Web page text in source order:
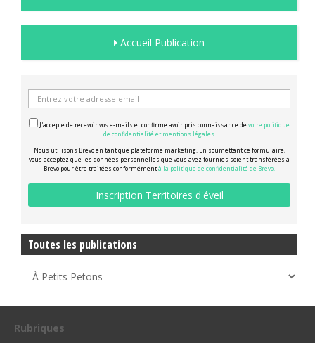
Accueil Publication
J'accepte de recevoir vos e-mails et confirme avoir pris connaissance de votre politique
de confidentialité et mentions légales.
Nous utilisons Brevo en tant que plateforme marketing. En soumettant ce formulaire,
vous acceptez que les données personnelles que vous avez fournies soient transférées à
Brevo pour être traitées conformémentà la politique de confidentialité de Brevo.
Toutes les publications
Rubriques